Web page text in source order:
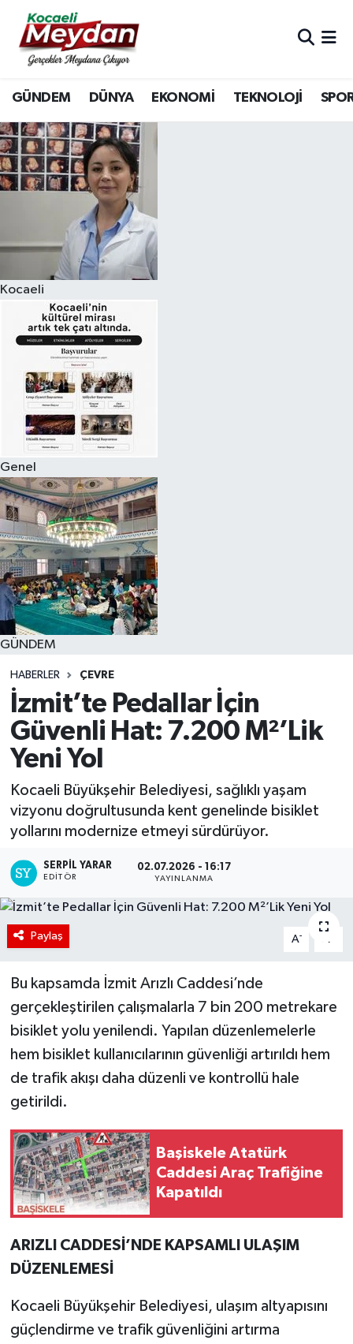
GÜNDEM DÜNYA EKONOMİ TEKNOLOJİ
Kocaeli
Genel
GÜNDEM
HABERLER ÇEVRE
İzmit’te Pedallar İçin
Güvenli Hat: 7.200 M²’Lik
Yeni Yol
Kocaeli Büyükşehir Belediyesi, sağlıklı yaşam
vizyonu doğrultusunda kent genelinde bisiklet
yollarını modernize etmeyi sürdürüyor.
SERPİL YARAR
EDITÖR
02.07.2026 - 16:17
YAYINLANMA
Paylaş A- A
Bu kapsamda İzmit Arızlı Caddesi’nde
gerçekleştirilen çalışmalarla 7 bin 200 metrekare
bisiklet yolu yenilendi. Yapılan düzenlemelerle
hem bisiklet kullanıcılarının güvenliği artırıldı hem
de trafik akışı daha düzenli ve kontrollü hale
getirildi.
Başiskele Atatürk
Caddesi Araç Trafiğine
Kapatıldı
ARIZLI CADDESİ’NDE KAPSAMLI ULAŞIM
DÜZENLEMESİ
Kocaeli Büyükşehir Belediyesi, ulaşım altyapısını
güçlendirme ve trafik güvenliğini artırma
Nöbetçi Eczaneler
Hava Durumu
Trafik Durumu
Süper Lig Puan Durumu ve Fikstür
Tüm Manşetler
Son Dakika Haberleri
Haber Arşivi